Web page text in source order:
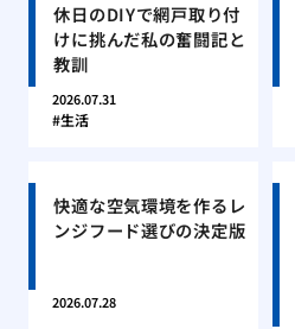
休日のDIYで網戸取り付
けに挑んだ私の奮闘記と
教訓
2026.07.31
生活
快適な空気環境を作るレ
ンジフード選びの決定版
2026.07.28